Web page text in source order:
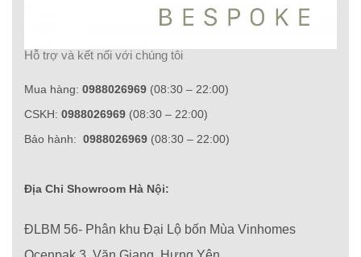
Hỗ trợ và kết nối với chúng tôi
Mua hàng: 0988026969 (08:30 – 22:00)
CSKH: 0988026969 (08:30 – 22:00)
Bảo hành: 0988026969 (08:30 – 22:00)
Địa Chỉ Showroom Hà Nội:
ĐLBM 56- Phân khu Đại Lộ bốn Mùa Vinhomes